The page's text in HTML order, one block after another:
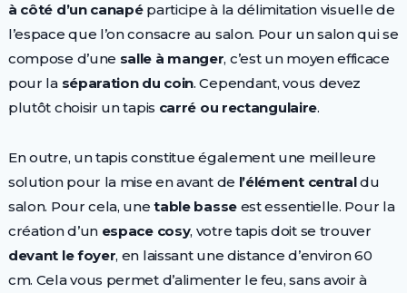
à côté d’un canapéparticipe à la délimitation visuelle de
l’espace que l’on consacre au salon. Pour un salon qui se
compose d’une salle à manger, c’est un moyen efficace
pour la séparation du coin. Cependant, vous devez
plutôt choisir un tapis carré ou rectangulaire.
En outre, un tapis constitue également une meilleure
solution pour la mise en avant de l’élément centraldu
salon. Pour cela, une table basseest essentielle. Pour la
création d’un espace cosy, votre tapis doit se trouver
devant le foyer, en laissant une distance d’environ 60
cm. Cela vous permet d’alimenter le feu, sans avoir à